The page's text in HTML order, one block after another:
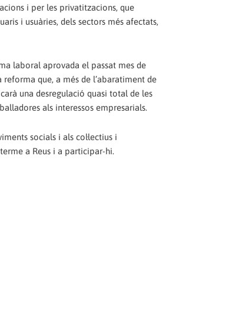
i per les privatitzacions, que
i usuàries, dels sectors més afectats,
laboral aprovada el passat mes de
que, a més de l’abaratiment de
una desregulació quasi total de les
als interessos empresarials.
socials i als col·lectius i
a Reus i a participar-hi.